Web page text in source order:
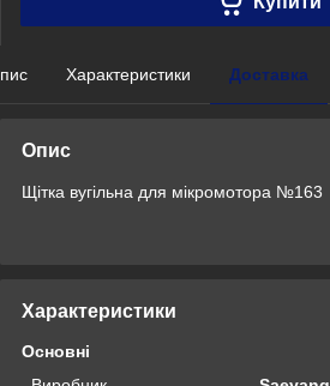
Характеристики Доставка
Опис
Щітка вугільна для мікромотора №163
Характеристики
Основні